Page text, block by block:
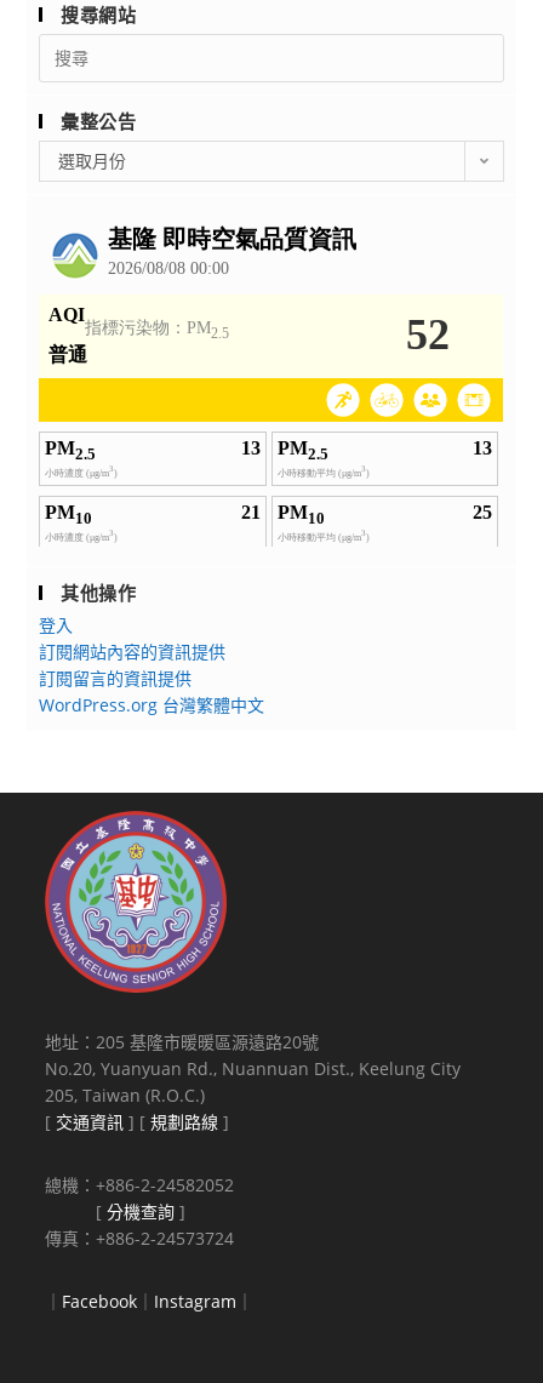
搜尋網站
Search
for:
彙整公告
整
選取月份
其他操作
登入
訂閱網站內容的資訊提供
訂閱留言的資訊提供
WordPress.org 台灣繁體中文
地址：205 基隆市暖暖區源遠路20號
No.20, Yuanyuan Rd., Nuannuan Dist., Keelung City
205, Taiwan (R.O.C.)
[ 交通資訊 ] [規劃路線 ]
總機：+886-2-24582052
[分機查詢 ]
傳真：+886-2-24573724
｜ Facebook ｜ Instagram ｜